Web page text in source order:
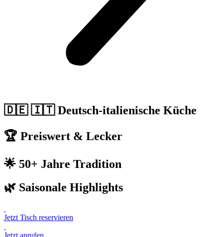
🇩🇪 🇮🇹 Deutsch-italienische Küche
🏆 Preiswert & Lecker
🌟 50+ Jahre Tradition
🌿 Saisonale Highlights
Jetzt Tisch reservieren
Jetzt anrufen